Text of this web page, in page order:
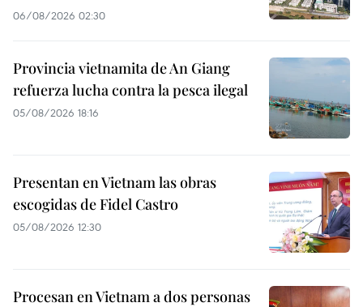
06/08/2026 02:30
Provincia vietnamita de An Giang
refuerza lucha contra la pesca ilegal
05/08/2026 18:16
Presentan en Vietnam las obras
escogidas de Fidel Castro
05/08/2026 12:30
Procesan en Vietnam a dos personas